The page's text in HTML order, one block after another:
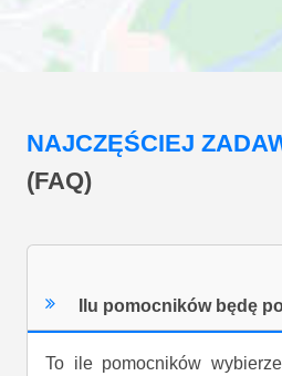
NAJCZĘŚCIEJ
(FAQ)
Ilu pomocników będę
To ile pomocników